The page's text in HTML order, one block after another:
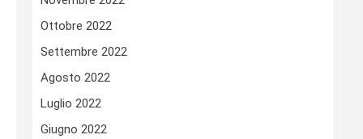
Ottobre 2022
Settembre 2022
Agosto 2022
Luglio 2022
Giugno 2022